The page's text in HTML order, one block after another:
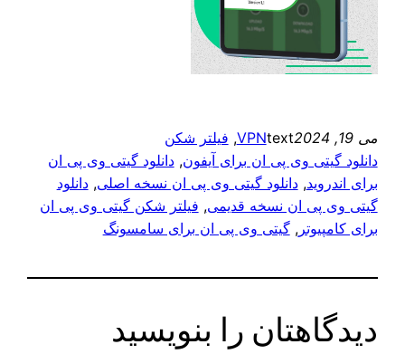
می 19, 2024 text
VPN
, فیلتر شکن
دانلود گیتی وی پی ان برای آیفون, دانلود گیتی وی پی ان
برای اندروید, دانلود گیتی وی پی ان نسخه اصلی, دانلود
گیتی وی پی ان نسخه قدیمی, فیلتر شکن گیتی وی پی ان
برای کامپیوتر, گیتی وی پی ان برای سامسونگ
دیدگاهتان را بنویسید